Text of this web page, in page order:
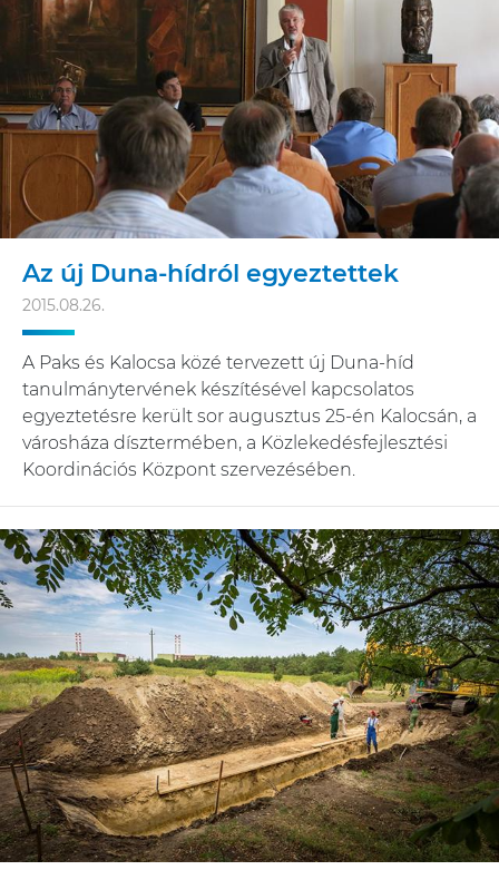
Az új Duna-hídról egyeztettek
2015.08.26.
A Paks és Kalocsa közé tervezett új Duna-híd
tanulmánytervének készítésével kapcsolatos
egyeztetésre került sor augusztus 25-én Kalocsán, a
városháza dísztermében, a Közlekedésfejlesztési
Koordinációs Központ szervezésében.